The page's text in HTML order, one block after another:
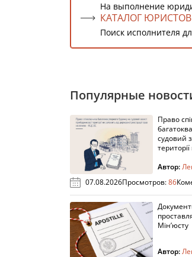
На выполнение
КАТАЛОГ ЮРИСТОВ
Поиск исполнителя
Популярные
Право
судовий
Автор:
07.08.2026Просмотров:86
Мін’юсту
Автор: